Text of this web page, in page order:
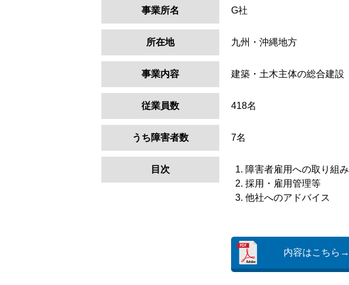
事業所名 G社
所在地 九州・沖縄地方
事業内容 建築・土木主体の総合建設
従業員数 418名
うち障害者数 7名
目次
障害者雇用への取り組み
採用・雇用管理等
他社へのアドバイス
内容はこちら→